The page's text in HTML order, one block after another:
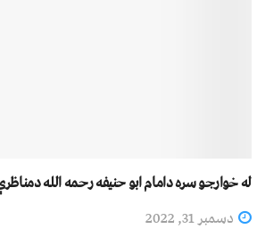
له خوارجو سره دامام ابو حنيفه رحمه الله
دسمبر 31, 2022